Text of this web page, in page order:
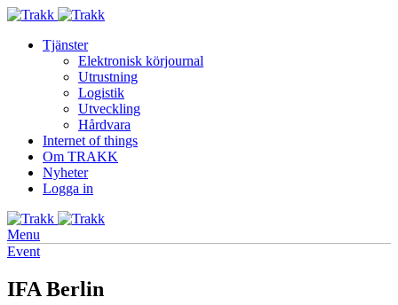
Tjänster
Elektronisk körjournal
Utrustning
Logistik
Utveckling
Hårdvara
Internet of things
Om TRAKK
Nyheter
Logga in
Menu
Event
IFA Berlin